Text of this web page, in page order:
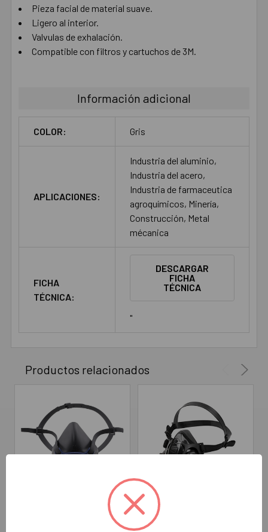
Pieza facial de material suave.
Ligero al interior.
Valvulas de exhalación.
Compatible con filtros y cartuchos de 3M.
Información adicional
COLOR: Gris
APLICACIONES:
Industria del aluminio,
Industria del acero,
Industria de farmaceutica
agroquímicos, Minería,
Construcción, Metal
mécanica
FICHA
TÉCNICA:
DESCARGAR
FICHA
TÉCNICA
"
Productos relacionados